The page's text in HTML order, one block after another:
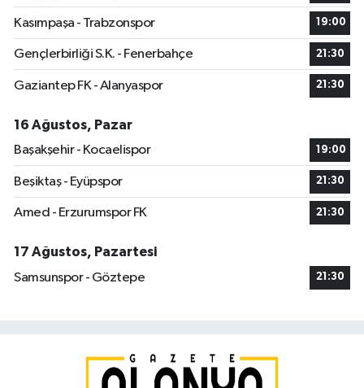
Kasımpaşa - Trabzonspor 19:00
Gençlerbirliği S.K. - Fenerbahçe 21:30
Gaziantep FK - Alanyaspor 21:30
16 Ağustos, Pazar
Başakşehir - Kocaelispor
19:00
Beşiktaş - Eyüpspor 21:30
Amed - Erzurumspor FK 21:30
17 Ağustos, Pazartesi
Samsunspor - Göztepe
21:30